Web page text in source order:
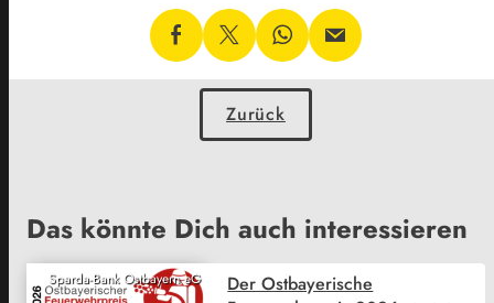
Zurück
Das könnte Dich auch interessieren
Sparda-Bank Ostbayern eG
Der Ostbayerische